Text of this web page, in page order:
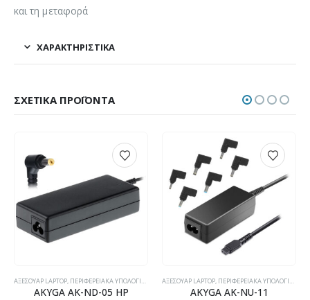
και τη μεταφορά
ΧΑΡΑΚΤΗΡΙΣΤΙΚΆ
ΣΧΕΤΙΚΆ ΠΡΟΪΌΝΤΑ
ΤΣΆΝΤΕΣ LAPTOP
ΑΞΕΣΟΥΆΡ LAPTOP, ΠΕΡΙΦΕΡΕΙΑΚΆ ΥΠΟΛΟΓΙΣΤΏΝ ΤΡΟΦΟΔΟΤΙΚΆ LAPTOP ΣΥΜΒΑΤΆ
AKYGA AK-ND-05 HP
ΑΞΕΣΟΥΆΡ LAPTOP, ΠΕΡΙΦΕΡΕΙΑΚΆ ΥΠΟΛΟΓΙΣΤΏΝ
AKYGA AK-NU-11